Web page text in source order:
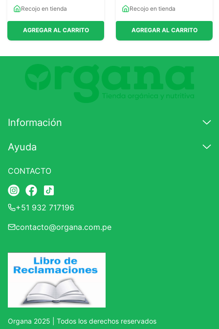
Recojo en tienda
AGREGAR AL CARRITO
Recojo en tienda
AGREGAR AL CARRITO
Información
Ayuda
CONTACTO
+51 932 717196
contacto@organa.com.pe
Organa 2025 | Todos los derechos reservados